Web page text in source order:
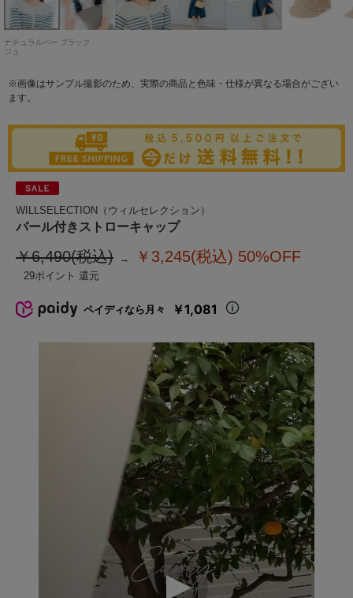
ナチュラルベー
ジュ
ブラック
※画像はサンプル撮影のため、実際の商品と色味・仕様が異なる場合がござい
ます。
WILLSELECTION（ウィルセレクション）
パール付きストローキャップ
￥6,490(税込) ￥3,245(税込) 50%OFF
29
ペイディなら月々 ￥1,081